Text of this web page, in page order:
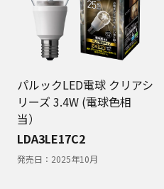
パルックLED電球 クリアシ
リーズ 3.4W (電球色相
当）
LDA3LE17C2
発売日： 2025年10月